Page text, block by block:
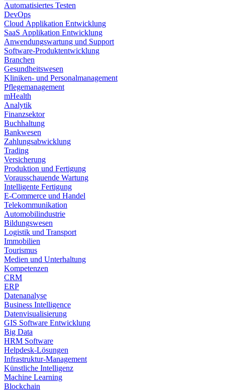
Automatisiertes Testen
DevOps
Cloud Applikation Entwicklung
SaaS Applikation Entwicklung
Anwendungswartung und Support
Software-Produktentwicklung
Branchen
Gesundheitswesen
Kliniken- und Personalmanagement
Pflegemanagement
mHealth
Analytik
Finanzsektor
Buchhaltung
Bankwesen
Zahlungsabwicklung
Trading
Versicherung
Produktion und Fertigung
Vorausschauende Wartung
Intelligente Fertigung
E-Commerce und Handel
Telekommunikation
Automobilindustrie
Bildungswesen
Logistik und Transport
Immobilien
Tourismus
Medien und Unterhaltung
Kompetenzen
CRM
ERP
Datenanalyse
Business Intelligence
Datenvisualisierung
GIS Software Entwicklung
Big Data
HRM Software
Helpdesk-Lösungen
Infrastruktur-Management
Künstliche Intelligenz
Machine Learning
Blockchain